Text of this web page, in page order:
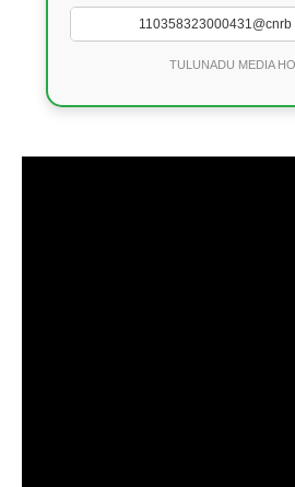
TULUNADU MEDIA